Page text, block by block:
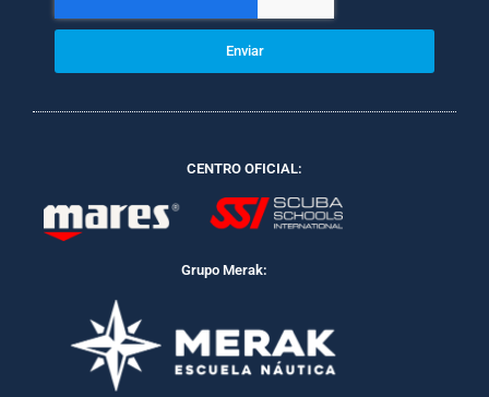
Enviar
CENTRO OFICIAL:
Grupo Merak: